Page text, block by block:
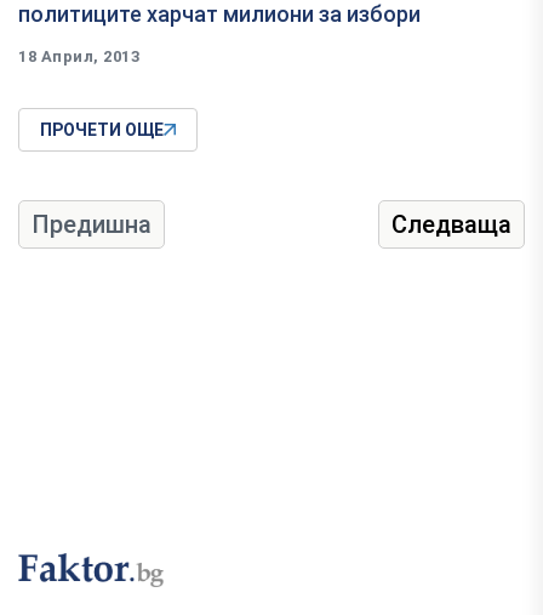
политиците харчат милиони за избори
18 Април, 2013
ПРОЧЕТИ ОЩЕ
Предишна Следваща